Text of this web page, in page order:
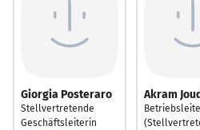
Giorgia Posteraro
Stellvertretende
Geschäftsleiterin
Akram Joud